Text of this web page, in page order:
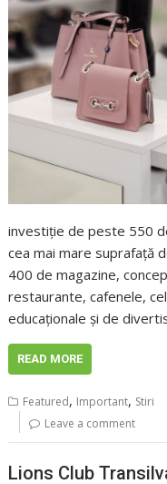
investiție de peste 550
cea mai mare suprafață
400 de magazine,
restaurante, cafenele,
educaționale și de
READ MORE
Featured, Important, Stiri
Leave a comment
Lions Club